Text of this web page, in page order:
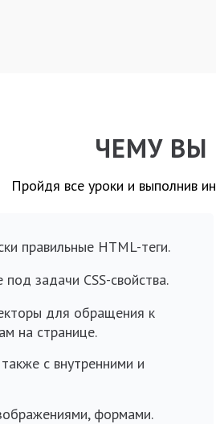
ЧЕМУ ВЫ
Пройдя все уроки и выполнив
правильные HTML-теги.
задачи CSS-свойства.
для обращения к
на странице.
с внутренними и
формами.